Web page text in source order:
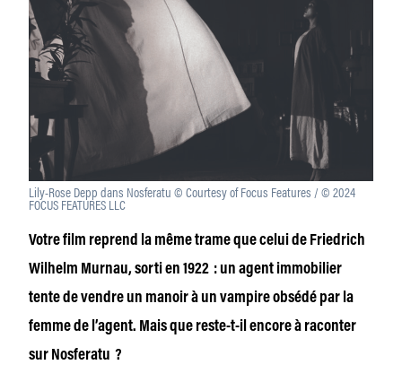
Lily-Rose Depp dans Nosferatu © Courtesy of Focus Features / © 2024
FOCUS FEATURES LLC
Votre film reprend la même trame que celui de Friedrich
Wilhelm Murnau, sorti en 1922 : un agent immobilier
tente de vendre un manoir à un vampire obsédé par la
femme de l’agent. Mais que reste-t-il encore à raconter
sur Nosferatu ?